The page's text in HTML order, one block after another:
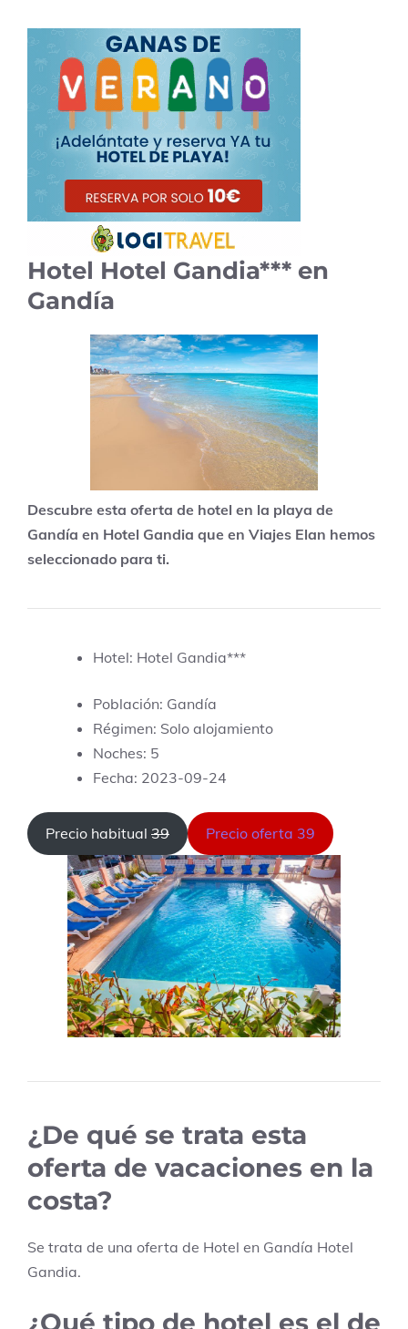
Hotel Hotel Gandia*** en
Gandía
Descubre esta oferta de hotel en la playa de
Gandía en Hotel Gandia que en Viajes Elan hemos
seleccionado para ti.
Hotel: Hotel Gandia***
Población: Gandía
Régimen: Solo alojamiento
Noches: 5
Fecha: 2023-09-24
Precio habitual 39 Precio oferta 39
¿De qué se trata esta
oferta de vacaciones en la
costa?
Se trata de una oferta de Hotel en Gandía Hotel
Gandia.